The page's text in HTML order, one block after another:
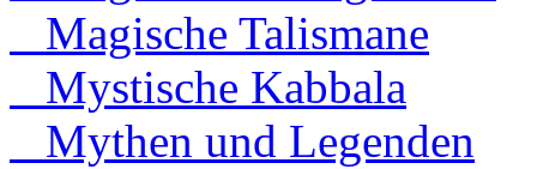
Magische Talismane
Mystische Kabbala
Mythen und Legenden